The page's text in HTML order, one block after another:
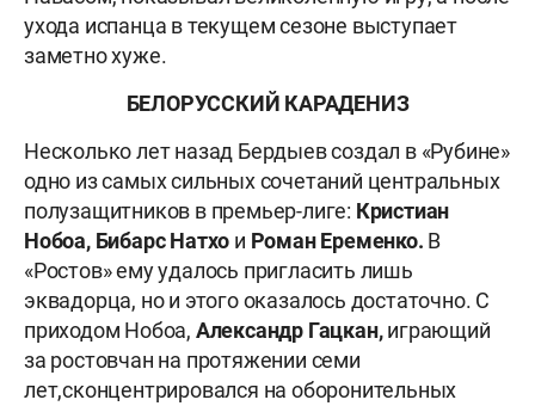
ухода испанца в текущем сезоне выступает
заметно хуже.
БЕЛОРУССКИЙ КАРАДЕНИЗ
Несколько лет назад Бердыев создал в «Рубине»
одно из самых сильных сочетаний центральных
полузащитников в премьер-лиге: Кристиан
Нобоа, Бибарс Натхо и Роман Еременко. В
«Ростов» ему удалось пригласить лишь
эквадорца, но и этого оказалось достаточно. С
приходом Нобоа, Александр Гацкан,играющий
за ростовчан на протяжении семи
лет,сконцентрировался на оборонительных